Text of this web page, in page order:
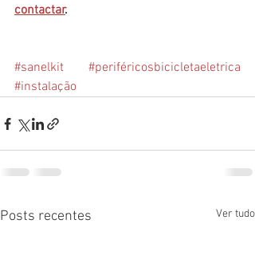
contactar.
#sanelkit
#periféricosbicicletaeletrica
#instalação
Posts recentes Ver tudo